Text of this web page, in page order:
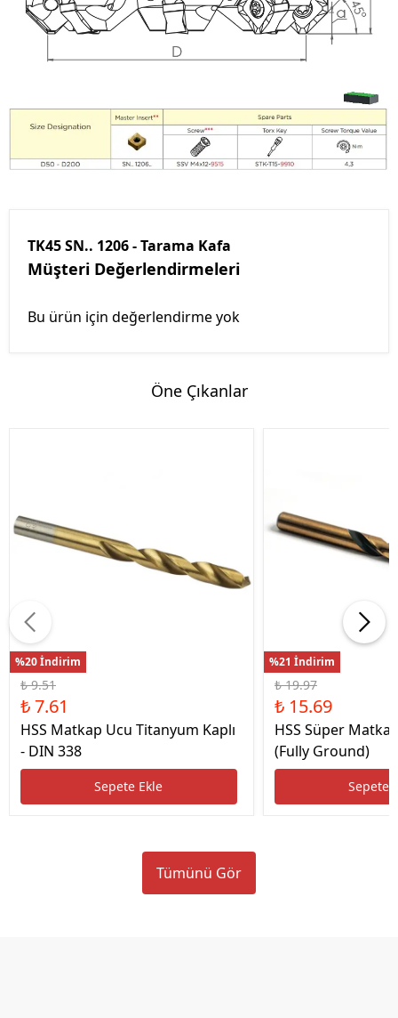
TK45 SN.. 1206 - Tarama Kafa
Müşteri Değerlendirmeleri
Bu ürün için değerlendirme yok
Öne Çıkanlar
%20 İndirim
₺ 9.51
₺ 7.61
HSS Matkap Ucu Titanyum Kaplı
- DIN 338
Sepete Ekle
%21 İndirim
₺ 19.97
₺ 15.69
HSS Süper
(Fully Ground)
Sepete
Tümünü Gör